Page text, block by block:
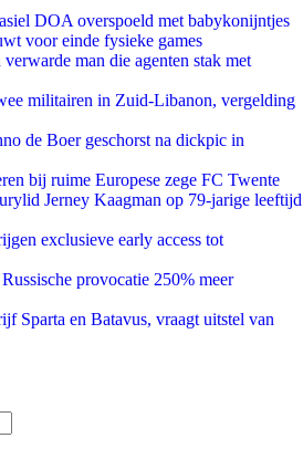
DOA overspoeld met babykonijntjes
voor einde fysieke games
man die agenten stak met
militairen in Zuid-Libanon, vergelding
de Boer geschorst na dickpic in
bij ruime Europese zege FC Twente
Jerney Kaagman op 79-jarige leeftijd
exclusieve early access tot
provocatie 250% meer
Sparta en Batavus, vraagt uitstel van